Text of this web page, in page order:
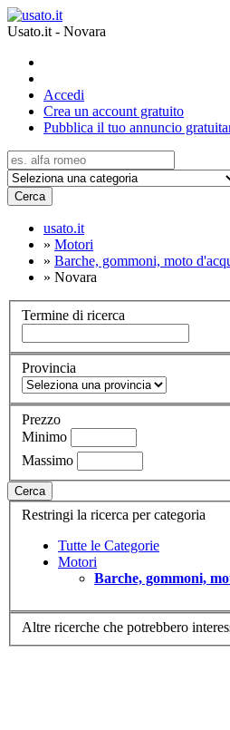
Usato.it - Novara
Accedi
Crea un account gratuito
Pubblica il tuo annuncio
Cerca
usato.it
» Motori
» Barche, gommoni, moto
» Novara
Termine di ricerca
Provincia
Prezzo
Minimo
Massimo
Cerca
Restringi la ricerca per categoria
Tutte le Categorie
Motori
Barche, gommoni,
Altre ricerche che potrebbero